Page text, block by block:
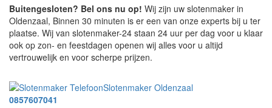
Buitengesloten? Bel ons nu op! Wij zijn uw slotenmaker in
Oldenzaal, Binnen 30 minuten is er een van onze experts bij u ter
plaatse. Wij van slotenmaker-24 staan 24 uur per dag voor u klaar
ook op zon- en feestdagen openen wij alles voor u altijd
vertrouwelijk en voor scherpe prijzen.
Slotenmaker Oldenzaal
0857607041